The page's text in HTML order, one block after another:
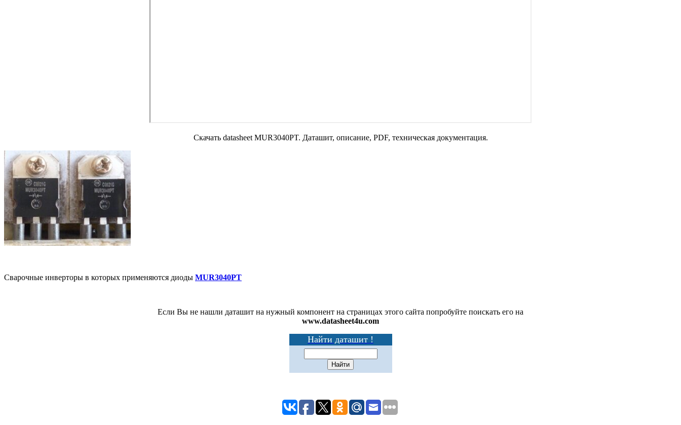
Скачать datasheet MUR3040PT. Даташит, описание, PDF, техническая документация.
Сварочные инверторы в которых применяются диоды MUR3040PT
Если Вы не нашли даташит на нужный компонент на страницах этого сайта попробуйте поискать его на
www.datasheet4u.com
Найти даташит !